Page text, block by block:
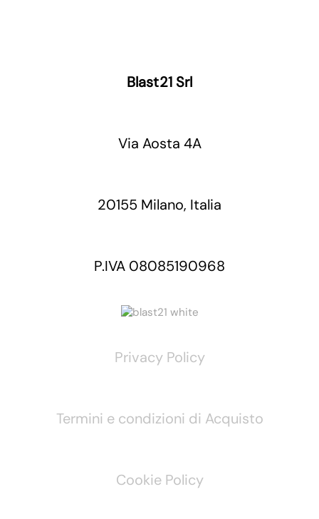
Blast21 Srl
Via Aosta 4A
20155 Milano, Italia
P.IVA 08085190968
Privacy Policy
Termini e condizioni di Acquisto
Cookie Policy